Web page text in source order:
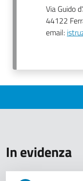
Via Guido
44122
email:
In evidenza